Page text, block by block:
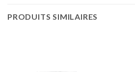
PRODUITS SIMILAIRES